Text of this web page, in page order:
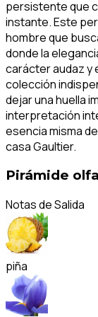
persistente que
instante. Este
hombre que
donde la
carácter audaz y
colección
dejar una huella
interpretación
esencia misma
casa Gaultier.
Pirámide
Notas de Salida
piña